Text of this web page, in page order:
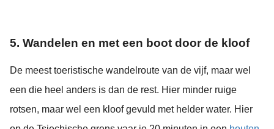
5. Wandelen en met een boot door de kloof
De meest toeristische wandelroute van de vijf, maar wel
een die heel anders is dan de rest. Hier minder ruige
rotsen, maar wel een kloof gevuld met helder water. Hier